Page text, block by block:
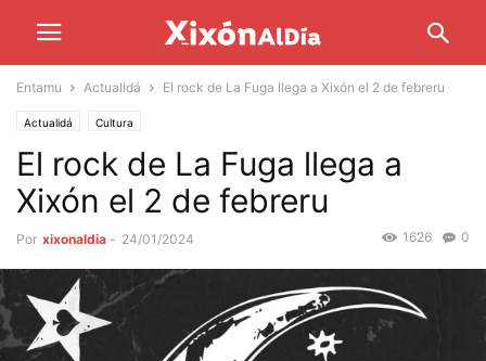
Entamu Actualidá El rock de La Fuga llega a Xixón el 2 de febreru
Actualidá Cultura
El rock de La Fuga llega a
Xixón el 2 de febreru
Por xixonaldia - 24/01/2024 0
1626